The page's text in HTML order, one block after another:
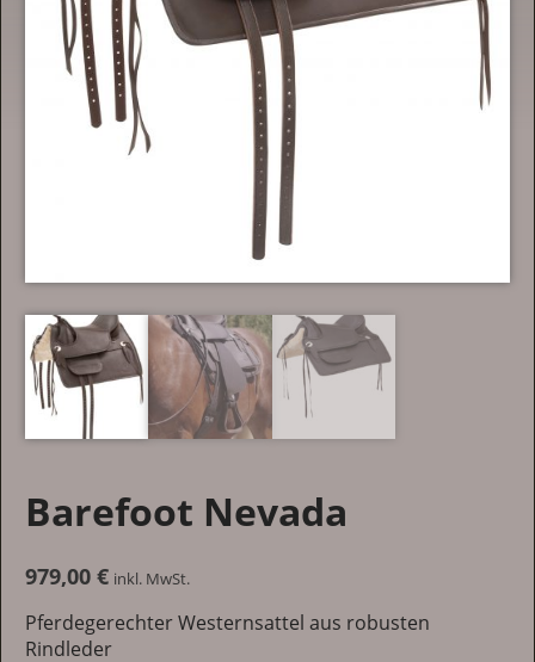
Barefoot Nevada
979,00 € inkl. MwSt.
Pferdegerechter Westernsattel aus robusten
Rindleder